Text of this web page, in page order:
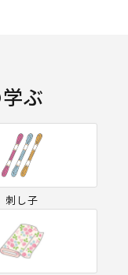
ぶ
刺し子